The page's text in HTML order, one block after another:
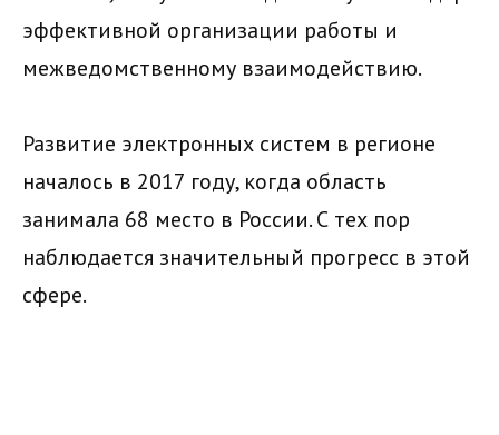
эффективной организации работы и
межведомственному взаимодействию.
Развитие электронных систем в регионе
началось в 2017 году, когда область
занимала 68 место в России. С тех пор
наблюдается значительный прогресс в этой
сфере.